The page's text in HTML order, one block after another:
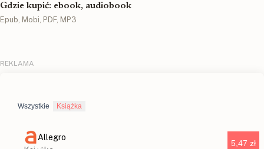
Gdzie kupić: ebook, audiobook
Epub, Mobi, PDF, MP3